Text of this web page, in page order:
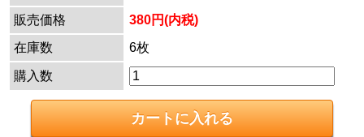
販売価格
380円(内税)
在庫数
6枚
購入数